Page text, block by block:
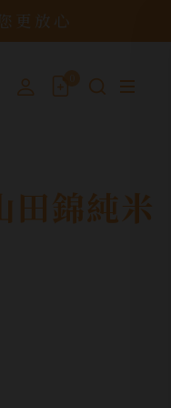
更放心
田錦純米